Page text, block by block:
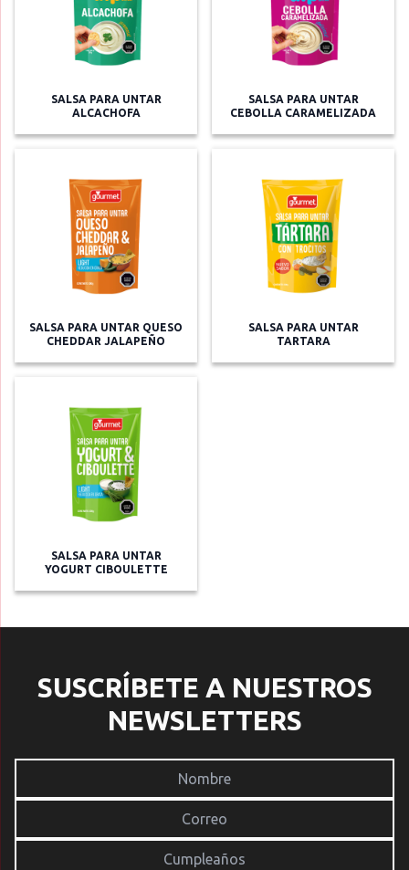
SALSA PARA UNTAR
ALCACHOFA
SALSA PARA UNTAR
CEBOLLA CARAMELIZADA
SALSA PARA UNTAR QUESO
CHEDDAR JALAPEÑO
SALSA PARA UNTAR
TARTARA
SALSA PARA UNTAR
YOGURT CIBOULETTE
SUSCRÍBETE A NUESTROS
NEWSLETTERS